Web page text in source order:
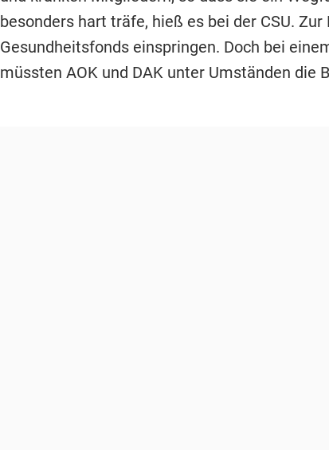
besonders hart träfe, hieß es bei der CSU.
Gesundheitsfonds einspringen. Doch bei
müssten AOK und DAK unter Umständen die